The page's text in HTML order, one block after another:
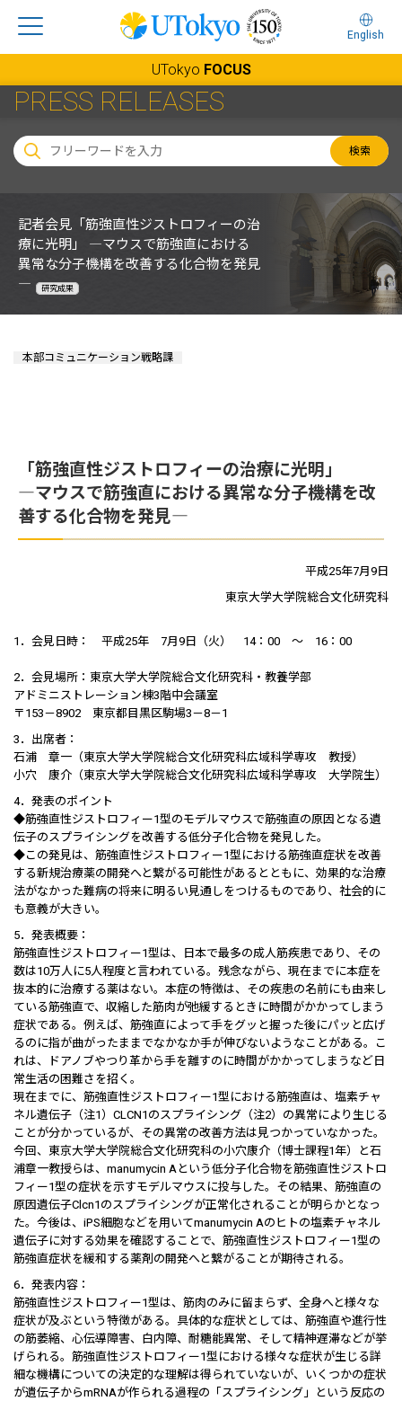
English
UTokyo FOCUS
PRESS RELEASES
検索
記者会見「筋強直性ジストロフィーの治
療に光明」 ―マウスで筋強直における
異常な分子機構を改善する化合物を発見
―
研究成果
本部コミュニケーション戦略課
「筋強直性ジストロフィーの治療に光明」
―マウスで筋強直における異常な分子機構を改
善する化合物を発見―
平成25年7月9日
東京大学大学院総合文化研究科
1．会見日時： 平成25年 7月9日（火） 14：00 ～ 16：00
2．会見場所：東京大学大学院総合文化研究科・教養学部
アドミニストレーション棟3階中会議室
〒153－8902 東京都目黒区駒場3－8－1
3．出席者：
石浦 章一（東京大学大学院総合文化研究科広域科学専攻 教授）
小穴 康介（東京大学大学院総合文化研究科広域科学専攻 大学院生）
4．発表のポイント
◆筋強直性ジストロフィー1型のモデルマウスで筋強直の原因となる遺
伝子のスプライシングを改善する低分子化合物を発見した。
◆この発見は、筋強直性ジストロフィー1型における筋強直症状を改善
する新規治療薬の開発へと繋がる可能性があるとともに、効果的な治療
法がなかった難病の将来に明るい見通しをつけるものであり、社会的に
も意義が大きい。
5．発表概要：
筋強直性ジストロフィー1型は、日本で最多の成人筋疾患であり、その
数は10万人に5人程度と言われている。残念ながら、現在までに本症を
抜本的に治療する薬はない。本症の特徴は、その疾患の名前にも由来し
ている筋強直で、収縮した筋肉が弛緩するときに時間がかかってしまう
症状である。例えば、筋強直によって手をグッと握った後にパッと広げ
るのに指が曲がったままでなかなか手が伸びないようなことがある。こ
れは、ドアノブやつり革から手を離すのに時間がかかってしまうなど日
常生活の困難さを招く。
現在までに、筋強直性ジストロフィー1型における筋強直は、塩素チャ
ネル遺伝子（注1）CLCN1のスプライシング（注2）の異常により生じる
ことが分かっているが、その異常の改善方法は見つかっていなかった。
今回、東京大学大学院総合文化研究科の小穴康介（博士課程1年）と石
浦章一教授らは、manumycin Aという低分子化合物を筋強直性ジストロ
フィー1型の症状を示すモデルマウスに投与した。その結果、筋強直の
原因遺伝子Clcn1のスプライシングが正常化されることが明らかとなっ
た。今後は、iPS細胞などを用いてmanumycin Aのヒトの塩素チャネル
遺伝子に対する効果を確認することで、筋強直性ジストロフィー1型の
筋強直症状を緩和する薬剤の開発へと繋がることが期待される。
6．発表内容：
筋強直性ジストロフィー1型は、筋肉のみに留まらず、全身へと様々な
症状が及ぶという特徴がある。具体的な症状としては、筋強直や進行性
の筋萎縮、心伝導障害、白内障、耐糖能異常、そして精神遅滞などが挙
げられる。筋強直性ジストロフィー1型における様々な症状が生じる詳
細な機構についての決定的な理解は得られていないが、いくつかの症状
が遺伝子からmRNAが作られる過程の「スプライシング」という反応の